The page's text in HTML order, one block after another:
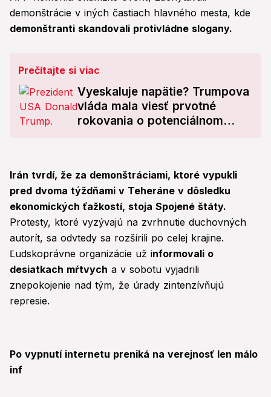
demonštrácie v iných častiach hlavného mesta, kde
demonštranti skandovali protivládne slogany.
Prečítajte si viac
Vyeskaluje napätie? Trumpova
vláda mala viesť prvotné
rokovania o potenciálnom
Irán tvrdí, že za demonštráciami, ktoré vypukli
pred dvoma týždňami v Teheráne v dôsledku
ekonomických ťažkostí, stoja Spojené štáty.
Protesty, ktoré vyzývajú na zvrhnutie duchovných
autorít, sa odvtedy sa rozšírili po celej krajine.
Ľudskoprávne organizácie už informovali o
desiatkach mŕtvych a v sobotu vyjadrili
znepokojenie nad tým, že úrady zintenzívňujú
represie.
Po vypnutí internetu preniká na verejnosť len málo
inf